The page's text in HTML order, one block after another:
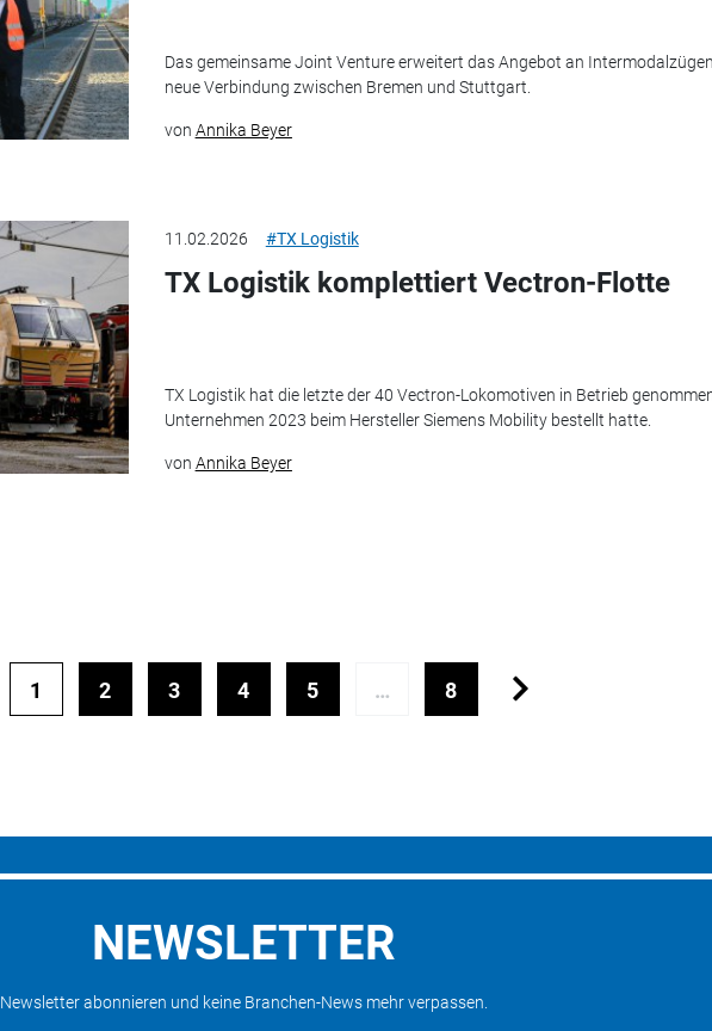
Das gemeinsame Joint Venture erweitert das Angebot an
neue Verbindung zwischen Bremen und Stuttgart.
von Annika Beyer
11.02.2026 #TX Logistik
TX Logistik komplettiert Vectron-Flotte
TX Logistik hat die letzte der 40 Vectron-Lokomotiven in Betrieb
Unternehmen 2023 beim Hersteller Siemens Mobility bestellt hatte.
von Annika Beyer
1 2 3 4 5 … 8
NEWSLETTER
Newsletter abonnieren und keine Branchen-News mehr verpassen.